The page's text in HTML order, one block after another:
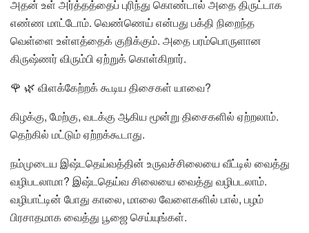
அதன் உள் அர்த்தத்தைப் புரிந்து கொண்டால் அதை திருட்டாக
எண்ண மாட்டோம். வெண்ணெய் என்பது பக்தி நிறைந்த
வெள்ளை உள்ளத்தைக் குறிக்கும். அதை பரம்பொருளான
கிருஷ்ணர் விரும்பி ஏற்றுக் கொள்கிறார்.
🌹 🌿 விளக்கேற்றக் கூடிய திசைகள் யாவை?
கிழக்கு, மேற்கு, வடக்கு ஆகிய மூன்று திசைகளில் ஏற்றலாம்.
தெற்கில் மட்டும் ஏற்றக்கூடாது.
நம்முடைய இஷ்டதெய்வத்தின் உருவச்சிலையை வீட்டில் வைத்து
வழிபடலாமா? இஷ்டதெய்வ சிலையை வைத்து வழிபடலாம்.
வழிபாட்டின் போது காலை, மாலை வேளைகளில் பால், பழம்
பிரசாதமாக வைத்து பூஜை செய்யுங்கள்.